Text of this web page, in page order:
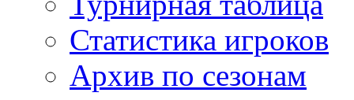
Статистика игроков
Архив по сезонам